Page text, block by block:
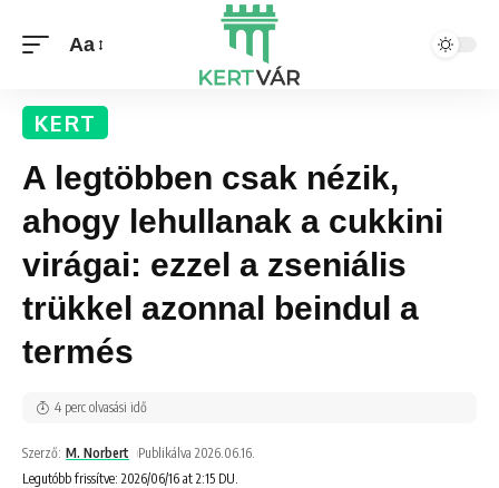
Aa
KERT
A legtöbben csak nézik,
ahogy lehullanak a cukkini
virágai: ezzel a zseniális
trükkel azonnal beindul a
termés
Legutóbb frissítve: 2026/06/16 at 2:15 DU.
Szerző: M. Norbert Publikálva 2026.06.16.
4 perc olvasási idő